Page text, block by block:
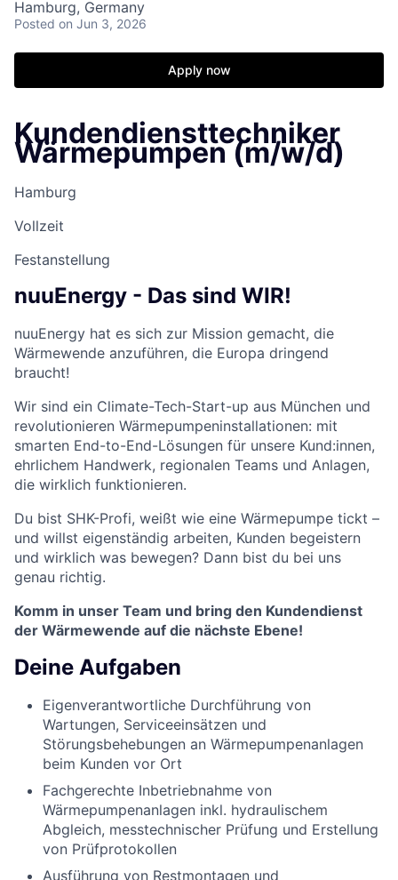
Hamburg, Germany
Posted on Jun 3, 2026
Apply now
Kundendiensttechniker
Wärmepumpen (m/w/d)
Hamburg
Vollzeit
Festanstellung
nuuEnergy - Das sind WIR!
nuuEnergy hat es sich zur Mission gemacht, die
Wärmewende anzuführen, die Europa dringend
braucht!
Wir sind ein Climate-Tech-Start-up aus München und
revolutionieren Wärmepumpeninstallationen: mit
smarten End-to-End-Lösungen für unsere Kund:innen,
ehrlichem Handwerk, regionalen Teams und Anlagen,
die wirklich funktionieren.
Du bist SHK-Profi, weißt wie eine Wärmepumpe tickt –
und willst eigenständig arbeiten, Kunden begeistern
und wirklich was bewegen? Dann bist du bei uns
genau richtig.
Komm in unser Team und bring den Kundendienst
der Wärmewende auf die nächste Ebene!
Deine Aufgaben
Eigenverantwortliche Durchführung von
Wartungen, Serviceeinsätzen und
Störungsbehebungen an Wärmepumpenanlagen
beim Kunden vor Ort
Fachgerechte Inbetriebnahme von
Wärmepumpenanlagen inkl. hydraulischem
Abgleich, messtechnischer Prüfung und Erstellung
von Prüfprotokollen
Ausführung von Restmontagen und